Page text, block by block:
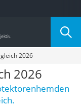
2026
2026